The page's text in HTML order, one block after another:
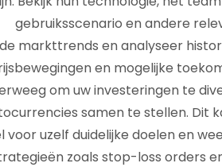
gebruiksscenario en andere
markttrends en analyseer
en mogelijke
om uw investeringen te
samen te stellen. Dit
voor uzelf duidelijke doelen en
zoals stop-loss orders